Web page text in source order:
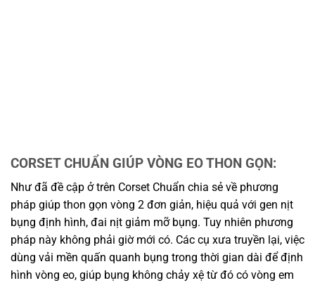
CORSET CHUẨN GIÚP VÒNG EO THON GỌN:
Như đã đề cập ở trên Corset Chuẩn chia sẻ về phương
pháp giúp thon gọn vòng 2 đơn giản, hiệu quả với gen nịt
bụng định hình, đai nịt giảm mỡ bụng. Tuy nhiên phương
pháp này không phải giờ mới có. Các cụ xưa truyền lại, việc
dùng vải mền quấn quanh bụng trong thời gian dài để định
hình vòng eo, giúp bụng không chảy xệ từ đó có vòng em